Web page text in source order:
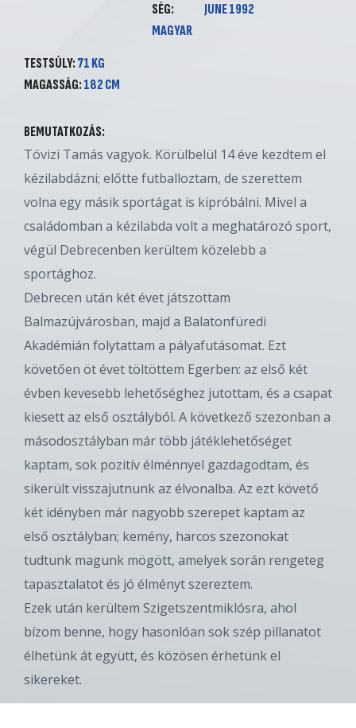
SÉG:
MAGYAR
JUNE 1992
TESTSÚLY:71 KG
MAGASSÁG:182 CM
BEMUTATKOZÁS:
Tóvizi Tamás vagyok. Körülbelül 14 éve kezdtem el
kézilabdázni; előtte futballoztam, de szerettem
volna egy másik sportágat is kipróbálni. Mivel a
családomban a kézilabda volt a meghatározó sport,
végül Debrecenben kerültem közelebb a
sportághoz.
Debrecen után két évet játszottam
Balmazújvárosban, majd a Balatonfüredi
Akadémián folytattam a pályafutásomat. Ezt
követően öt évet töltöttem Egerben: az első két
évben kevesebb lehetőséghez jutottam, és a csapat
kiesett az első osztályból. A következő szezonban a
másodosztályban már több játéklehetőséget
kaptam, sok pozitív élménnyel gazdagodtam, és
sikerült visszajutnunk az élvonalba. Az ezt követő
két idényben már nagyobb szerepet kaptam az
első osztályban; kemény, harcos szezonokat
tudtunk magunk mögött, amelyek során rengeteg
tapasztalatot és jó élményt szereztem.
Ezek után kerültem Szigetszentmiklósra, ahol
bízom benne, hogy hasonlóan sok szép pillanatot
élhetünk át együtt, és közösen érhetünk el
sikereket.